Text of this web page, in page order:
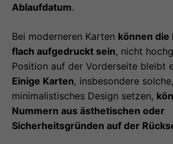
Ablaufdatum.
Bei moderneren Karten können die
flach aufgedruckt sein, nicht
Position auf der Vorderseite bleibt
Einige Karten, insbesondere
minimalistisches Design setzen,
Nummern aus ästhetischen oder
Sicherheitsgründen auf der